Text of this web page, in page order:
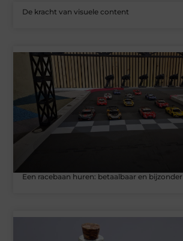
De kracht van visuele content
Een racebaan huren: betaalbaar en